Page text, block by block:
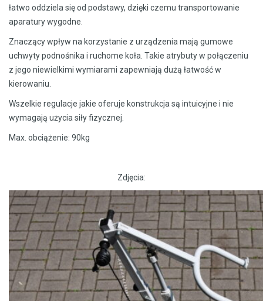
łatwo oddziela się od podstawy, dzięki czemu transportowanie
aparatury wygodne.
Znaczący wpływ na korzystanie z urządzenia mają gumowe
uchwyty podnośnika i ruchome koła. Takie atrybuty w połączeniu
z jego niewielkimi wymiarami zapewniają dużą łatwość w
kierowaniu.
Wszelkie regulacje jakie oferuje konstrukcja są intuicyjne i nie
wymagają użycia siły fizycznej.
Max. obciążenie: 90kg
Zdjęcia: